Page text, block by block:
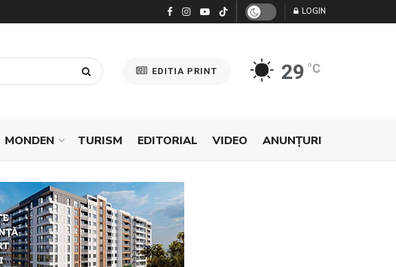
LOGIN
EDITIA PRINT 29 °C
MONDEN TURISM EDITORIAL VIDEO ANUNŢURI